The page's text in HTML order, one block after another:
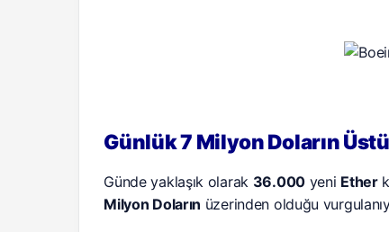
Günlük 7 Milyon Doların
Günde yaklaşık olarak 36.000yeni Ether
Milyon Doların üzerinden olduğu